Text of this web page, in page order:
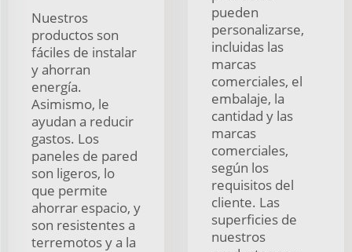
Nuestros
productos son
fáciles de instalar
y ahorran
energía.
Asimismo, le
ayudan a reducir
gastos. Los
paneles de pared
son ligeros, lo
que permite
ahorrar espacio, y
son resistentes a
terremotos y a la
pueden
personalizarse,
incluidas las
marcas
comerciales, el
embalaje, la
cantidad y las
marcas
comerciales,
según los
requisitos del
cliente. Las
superficies de
nuestros